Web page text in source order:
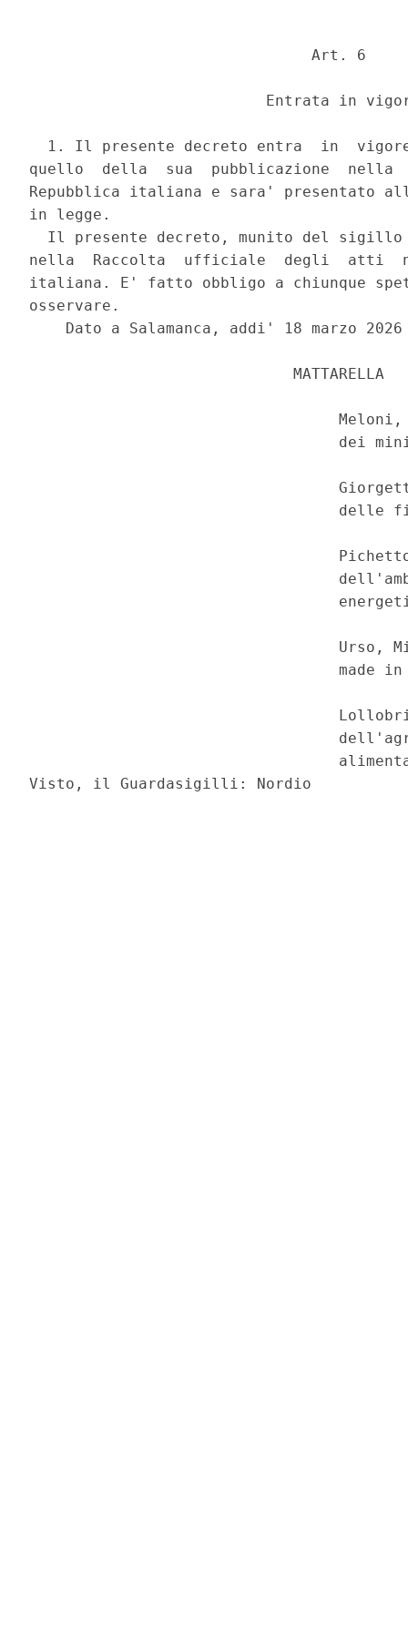
                               Art. 6
Entrata in
1. Il presente decreto entra  in
quello  della  sua  pubblicazione
Repubblica italiana e sara' presentato
in legge.
Il presente decreto, munito del
nella  Raccolta  ufficiale  degli  atti
italiana. E' fatto obbligo a chiunque
osservare.
Dato a Salamanca, addi' 18 marzo
                             MATTARELLA
dei
delle
Urso,
made